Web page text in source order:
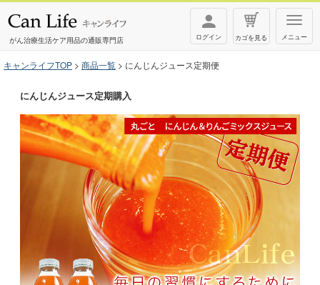
T
o
e
n
a
v
g
t
i
メニュー
カゴを見る
ログイン
がん治療生活ケア用品の通販専門店
キャンライフTOP 商品一覧 にんじんジュース定期便
にんじんジュース定期購入